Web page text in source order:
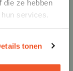
die ze hebben
services.
tonen